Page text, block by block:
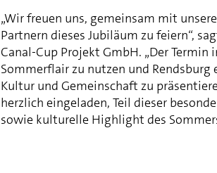
„Wir freuen uns, gemeinsam mit
Partnern dieses Jubiläum zu feiern“,
Canal-Cup Projekt GmbH. „Der
Sommerflair zu nutzen und
Kultur und Gemeinschaft zu
herzlich eingeladen, Teil dieser
sowie kulturelle Highlight des